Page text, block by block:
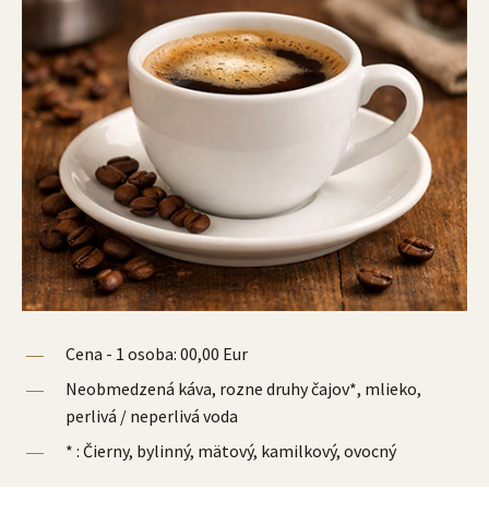
Cena - 1 osoba: 00,00 Eur
Neobmedzená káva, rozne druhy čajov*, mlieko,
perlivá / neperlivá voda
* : Čierny, bylinný, mätový, kamilkový, ovocný